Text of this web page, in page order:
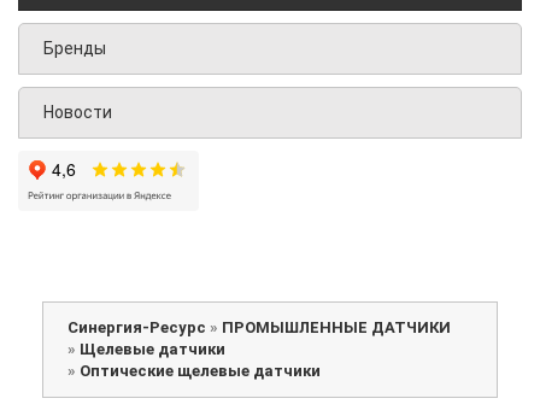
Бренды
Новости
Синергия-Ресурс » ПРОМЫШЛЕННЫЕ ДАТЧИКИ
» Щелевые датчики
» Оптические щелевые датчики